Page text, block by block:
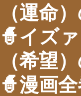
（運命
🧙イズ
（希望
🧙漫画